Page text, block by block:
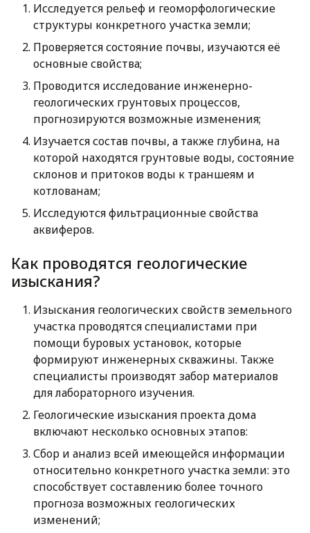
Исследуется рельеф и геоморфологические
структуры конкретного участка земли;
Проверяется состояние почвы, изучаются её
основные свойства;
Проводится исследование инженерно-
геологических грунтовых процессов,
прогнозируются возможные изменения;
Изучается состав почвы, а также глубина, на
которой находятся грунтовые воды, состояние
склонов и притоков воды к траншеям и
котлованам;
Исследуются фильтрационные свойства
аквиферов.
Как проводятся геологические
изыскания?
Изыскания геологических свойств земельного
участка проводятся специалистами при
помощи буровых установок, которые
формируют инженерных скважины. Также
специалисты производят забор материалов
для лабораторного изучения.
Геологические изыскания проекта дома
включают несколько основных этапов:
Сбор и анализ всей имеющейся информации
относительно конкретного участка земли: это
способствует составлению более точного
прогноза возможных геологических
изменений;